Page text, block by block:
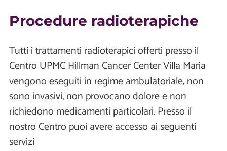
Procedure radioterapiche
Tutti i trattamenti radioterapici offerti presso il
Centro UPMC Hillman Cancer Center Villa Maria
vengono eseguiti in regime ambulatoriale, non
sono invasivi, non provocano dolore e non
richiedono medicamenti particolari. Presso il
nostro Centro puoi avere accesso ai seguenti
servizi